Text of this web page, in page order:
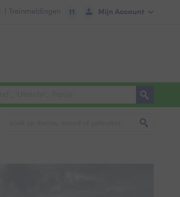
Mijn Account
| Treinmeldingen 11